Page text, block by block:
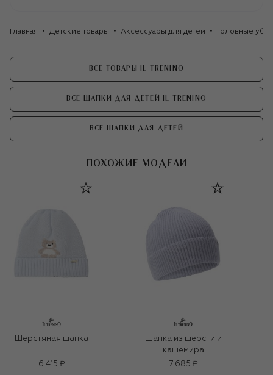
Главная Детские товары Аксессуары для детей Головные
ВСЕ ТОВАРЫ IL TRENINO
ВСЕ ШАПКИ ДЛЯ ДЕТЕЙ IL TRENINO
ВСЕ ШАПКИ ДЛЯ ДЕТЕЙ
ПОХОЖИЕ МОДЕЛИ
Шерстяная шапка
6 415 ₽
Шапка из шерсти и
кашемира
7 685 ₽